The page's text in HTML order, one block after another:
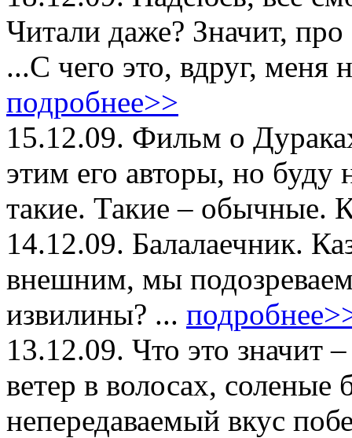
Читали даже? Значит, про
...С чего это, вдруг, меня
подробнее>>
15.12.09. Фильм о
этим его авторы, но буду
такие. Такие – обычные.
14.12.09. Балалаечник.
внешним, мы
извилины? ...
13.12.09. Что это значит
ветер в волосах, соленые
непередаваемый вкус